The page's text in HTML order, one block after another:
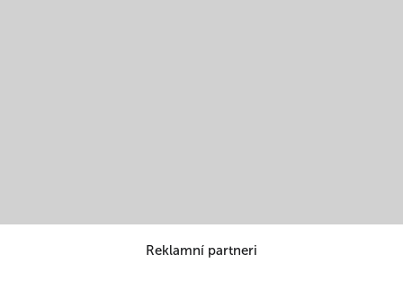
Reklamní partneri